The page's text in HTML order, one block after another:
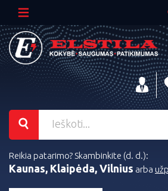
Reikia patarimo? Skambinkite (d. d.):
Kaunas, Klaipėda, Vilnius arba